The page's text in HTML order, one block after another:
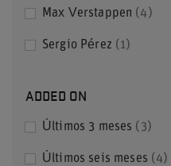
Max Verstappen 4
Sergio Pérez 1
ADDED ON
Últimos 3 meses 3
Últimos seis meses 4